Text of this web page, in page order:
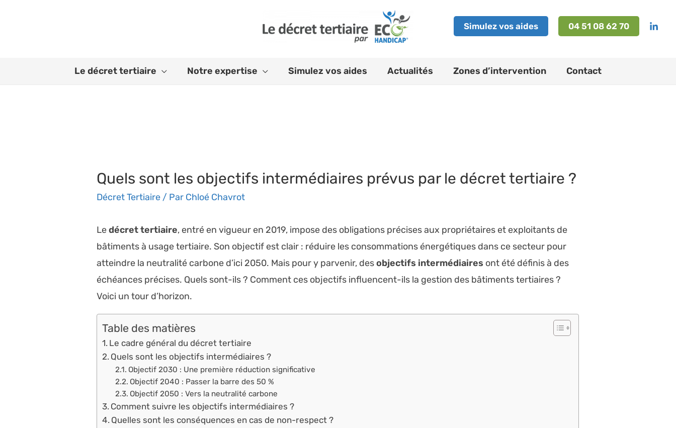
Simulez vos aides 04 51 08 62 70
Le décret tertiaire Notre expertise Simulez vos aides Actualités Zones d’intervention Contact
Quels sont les objectifs intermédiaires prévus par le décret tertiaire ?
Décret Tertiaire / Par Chloé Chavrot
Ledécret tertiaire, entré en vigueur en 2019, impose des obligations précises aux propriétaires et exploitants de
bâtiments à usage tertiaire. Son objectif est clair : réduire les consommations énergétiques dans ce secteur pour
atteindre la neutralité carbone d’ici 2050. Mais pour y parvenir, desobjectifs intermédiaires ont été définis à des
échéances précises. Quels sont-ils ? Comment ces objectifs influencent-ils la gestion des bâtiments tertiaires ?
Voici un tour d’horizon.
Table des matières
Le cadre général du décret tertiaire
Quels sont les objectifs intermédiaires ?
Objectif 2030 : Une première réduction significative
Objectif 2040 : Passer la barre des 50 %
Objectif 2050 : Vers la neutralité carbone
Comment suivre les objectifs intermédiaires ?
Quelles sont les conséquences en cas de non-respect ?